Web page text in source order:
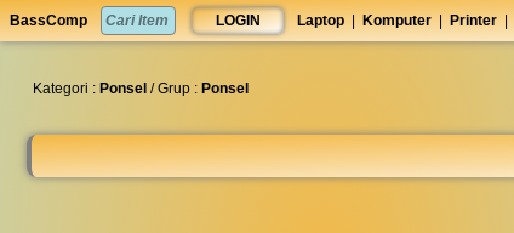
BassComp LOGIN Laptop Komputer Printer
anti
lelet
Kategori : Ponsel / Grup : Ponsel